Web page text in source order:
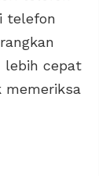
telefon
lebih cepat
memeriksa